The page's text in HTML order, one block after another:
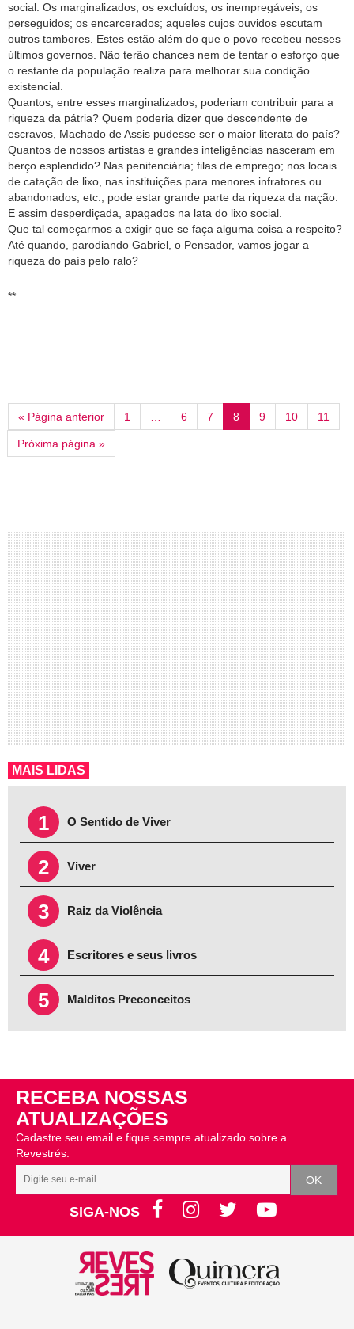
social. Os marginalizados; os excluídos; os inempregáveis; os
perseguidos; os encarcerados; aqueles cujos ouvidos escutam
outros tambores. Estes estão além do que o povo recebeu nesses
últimos governos. Não terão chances nem de tentar o esforço que
o restante da população realiza para melhorar sua condição
existencial.
Quantos, entre esses marginalizados, poderiam contribuir para a
riqueza da pátria? Quem poderia dizer que descendente de
escravos, Machado de Assis pudesse ser o maior literata do país?
Quantos de nossos artistas e grandes inteligências nasceram em
berço esplendido? Nas penitenciária; filas de emprego; nos locais
de catação de lixo, nas instituições para menores infratores ou
abandonados, etc., pode estar grande parte da riqueza da nação.
E assim desperdiçada, apagados na lata do lixo social.
Que tal começarmos a exigir que se faça alguma coisa a respeito?
Até quando, parodiando Gabriel, o Pensador, vamos jogar a
riqueza do país pelo ralo?
**
« Página anterior 1 6 7 8 9 10 11
Próxima página »
MAIS LIDAS
1 O Sentido de Viver
2 Viver
3 Raiz da Violência
4 Escritores e seus livros
5 Malditos Preconceitos
RECEBA NOSSAS
ATUALIZAÇÕES
Cadastre seu email e fique sempre atualizado sobre a
Revestrés.
SIGA-NOS